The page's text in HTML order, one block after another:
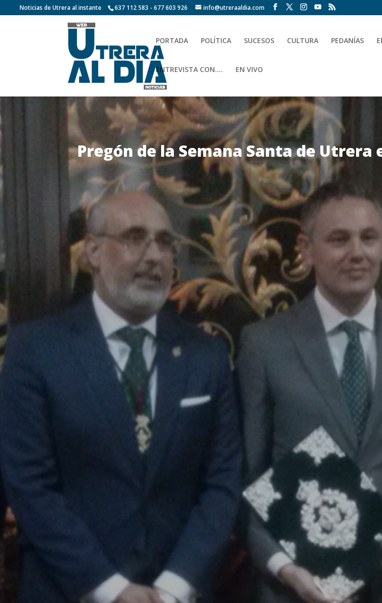
Noticias de Utrera al instante 637 112 583 - 677 603 926 info@utreraaldia.com
PORTADA POLÍTICA SUCESOS CULTURA PEDANÍAS
ENTREVISTA CON…. EN VIVO
Pregón de la Semana Santa de Utrera